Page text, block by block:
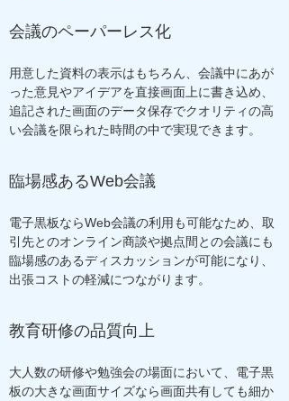
会議のペーパーレス化
用意した資料の表示はもちろん、会議中にあが
った意見やアイデアを直接画面上に書き込め、
追記された画面のデータ保存でクオリティの高
い会議を限られた時間の中で実現できます。
臨場感あるWeb会議
電子黒板ならWeb会議の利用も可能なため、取
引先とのオンライン商談や拠点間との会議にも
臨場感のあるディスカッションが可能になり、
出張コストの軽減につながります。
教育研修の品質向上
大人数の研修や勉強会の場面において、電子黒
板の大きな画面サイズなら画面共有しても細か